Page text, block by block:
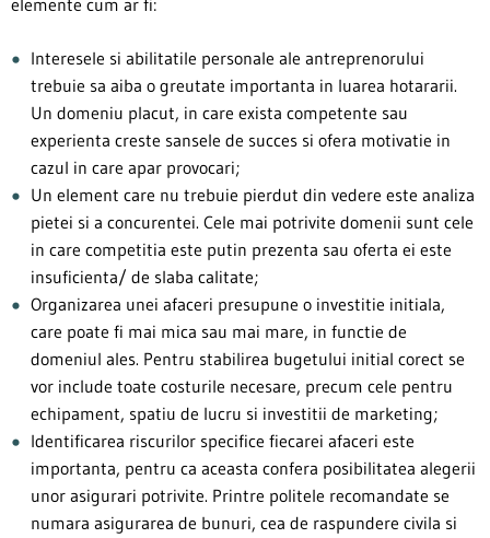
elemente cum ar fi:
Interesele si abilitatile personale ale antreprenorului
trebuie sa aiba o greutate importanta in luarea hotararii.
Un domeniu placut, in care exista competente sau
experienta creste sansele de succes si ofera motivatie in
cazul in care apar provocari;
Un element care nu trebuie pierdut din vedere este analiza
pietei si a concurentei. Cele mai potrivite domenii sunt cele
in care competitia este putin prezenta sau oferta ei este
insuficienta/ de slaba calitate;
Organizarea unei afaceri presupune o investitie initiala,
care poate fi mai mica sau mai mare, in functie de
domeniul ales. Pentru stabilirea bugetului initial corect se
vor include toate costurile necesare, precum cele pentru
echipament, spatiu de lucru si investitii de marketing;
Identificarea riscurilor specifice fiecarei afaceri este
importanta, pentru ca aceasta confera posibilitatea alegerii
unor asigurari potrivite. Printre politele recomandate se
numara asigurarea de bunuri, cea de raspundere civila si